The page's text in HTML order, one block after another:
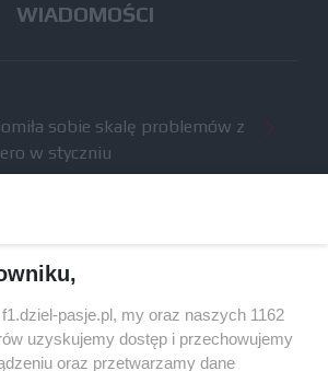
WIADOMOŚCI
sobie skalę problemów z
w styczniu
jeszcze cztery duże
w 2026 roku
Astona Martina z końcem
pasje.pl, my oraz naszych 1162
uzyskujemy dostęp i przechowujemy
oraz przetwarzamy dane